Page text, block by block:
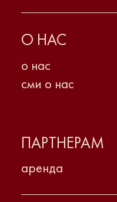
О НАС
о нас
сми о нас
ПАРТНЕРАМ
аренда